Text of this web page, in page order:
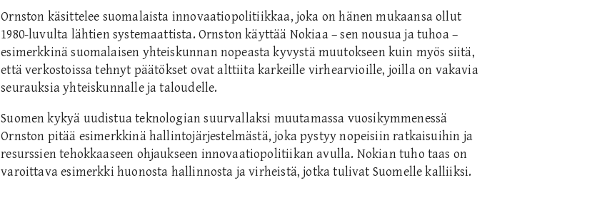
Ornston käsittelee suomalaista innovaatiopolitiikkaa, joka on hänen mukaansa ollut
1980-luvulta lähtien systemaattista. Ornston käyttää Nokiaa – sen nousua ja tuhoa –
esimerkkinä suomalaisen yhteiskunnan nopeasta kyvystä muutokseen kuin myös siitä,
että verkostoissa tehnyt päätökset ovat alttiita karkeille virhearvioille, joilla on vakavia
seurauksia yhteiskunnalle ja taloudelle.
Suomen kykyä uudistua teknologian suurvallaksi muutamassa vuosikymmenessä
Ornston pitää esimerkkinä hallintojärjestelmästä, joka pystyy nopeisiin ratkaisuihin ja
resurssien tehokkaaseen ohjaukseen innovaatiopolitiikan avulla. Nokian tuho taas on
varoittava esimerkki huonosta hallinnosta ja virheistä, jotka tulivat Suomelle kalliiksi.